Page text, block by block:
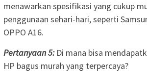
menawarkan spesifikasi yang cukup
penggunaan sehari-hari, seperti
OPPO A16.
Pertanyaan 5:Di mana bisa
HP bagus murah yang terpercaya?